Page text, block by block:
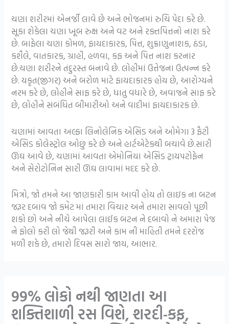
ચણા શરીરમાં એનર્જી લાવે છે અને ભોજનમાં રુચિ પેદા કરે છે.
સૂકા શેકેલા ચણા ખૂબ રુક્ષ અને વટ અને રક્તપિત્તનો નાશ કરે
છે. બાફેલા ચણા કોમળ, ફાયદાકારક, પિત્ત, શુક્રાણુનાશક, ઠંડા,
કશૈલે, વાતકારક, ગ્રાહી, હળવા, કફ અને પિત્ત નાશ કરનાર
છે.ચણા શરીરને તંદુરસ્ત બનાવે છે. લોહીમાં ઉત્તેજના ઉત્પન્ન કરે
છે. યકૃત(જીગર) અને બરોળ માટે ફાયદાકારક હોય છે, આરોગ્યને
નરમ કરે છે, લોહીને સાફ કરે છે, ધાતુ વધારે છે, અવાજને સાફ કરે
છે, લોહીને સંબંધિત બીમારીઓ અને વાદીમાં ફાયદાકારક છે.
ચણામાં આવતા અલ્ફા લિનોલેનિક એસિડ અને ઓમેગા 3 ફૈટી
એસિડ કોલેસ્ટ્રોલ ઓછું કરે છે અને હાર્ટએટેકથી બચાવે છે.સારી
ઊંઘ આવે છે, ચણામાં આવતા એમોનિયા એસિડ ટ્રાયપટોફેન
અને સેરોટોનિન સારી ઊંઘ લાવામાં મદદ કરે છે.
મિત્રો, જો તમને આ જાણકારી કામ આવી હોય તો લાઇક ના બટન
જરૂર દબાવ જો કમેંટ માં તમારા વિચાર અને તમારા સાવલો પૂછી
શકો છો અને નીચે આપેલા લાઈક બટન ને દબાવો ને અમારા પેજ
ને ફોલો કરી લો જેથી જરૂરી અને કામ ની માહિતી તમને દરરોજ
મળી શકે છે, તમારો દિવસ સારો જાય, આભાર.
99% લોકો નથી જાણતા આ
શક્તિશાળી રસ વિશે, શરદી-કફ,